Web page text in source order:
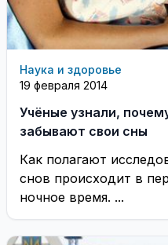
Наука и здоровье
19 февраля 2014
Учёные узнали,
забывают свои сны
Как полагают
снов происходит в
ночное время. ...